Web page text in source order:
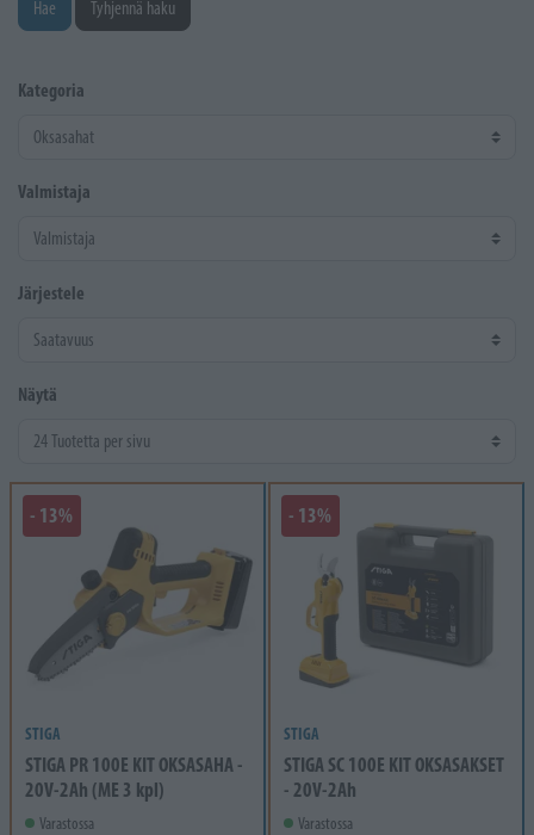
Hae Tyhjennä haku
Kategoria
Valmistaja
Järjestele
Näytä
- 13%
STIGA
STIGA PR 100E KIT OKSASAHA -
20V-2Ah (ME 3 kpl)
Varastossa
- 13%
STIGA
STIGA SC 100E KIT OKSASAKSET
- 20V-2Ah
Varastossa